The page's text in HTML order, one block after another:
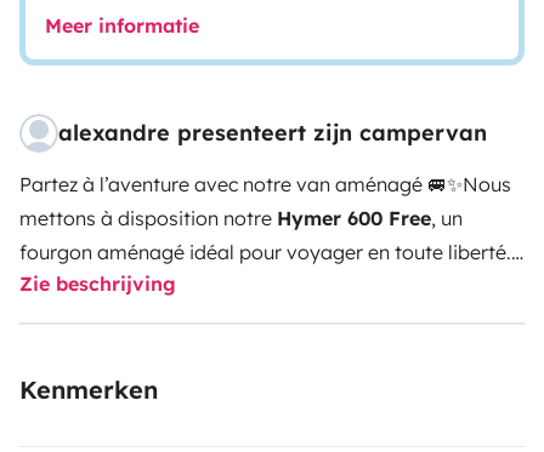
Meer informatie
alexandre presenteert zijn campervan
Partez à l’aventure avec notre van aménagé 🚐✨Nous
mettons à disposition notre Hymer 600 Free, un
fourgon aménagé idéal pour voyager en toute liberté.
Nous l’utilisons en famille avec nos deux enfants, et on
adore pouvoir partir où l’on veut, sans contraintes.🏕️
4 couchagesUn lit double fixe à l’arrière + un lit
Zie beschrijving
Kenmerken